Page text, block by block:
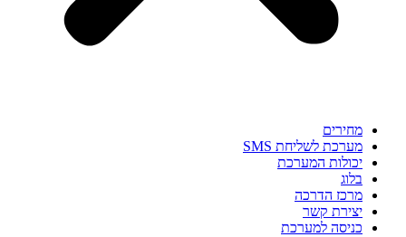
מחירים
מערכת לשליחת SMS
יכולות המערכת
בלוג
מרכז הדרכה
יצירת קשר
כניסה למערכת